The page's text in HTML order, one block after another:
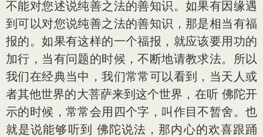
不能对您述说纯善之法的善知识。如果有因缘遇
到可以对您说纯善之法的善知识，那是相当有福
报的。如果有这样的一个福报，就应该要用功的
加行，当有问题的时候，不断地请教求法。所以
我们在经典当中，我们常常可以看到，当天人或
者其他世界的大菩萨来到这个世界，在听 佛陀开
示的时候，常常会用四个字，叫作目不暂舍。也
就是说能够听到 佛陀说法，那内心的欢喜跟踊